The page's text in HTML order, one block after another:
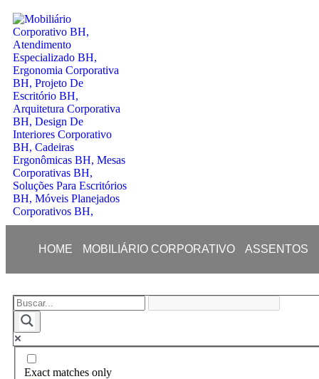
HOME MOBILIÁRIO CORPORATIVO ASSENTOS
Exact matches only